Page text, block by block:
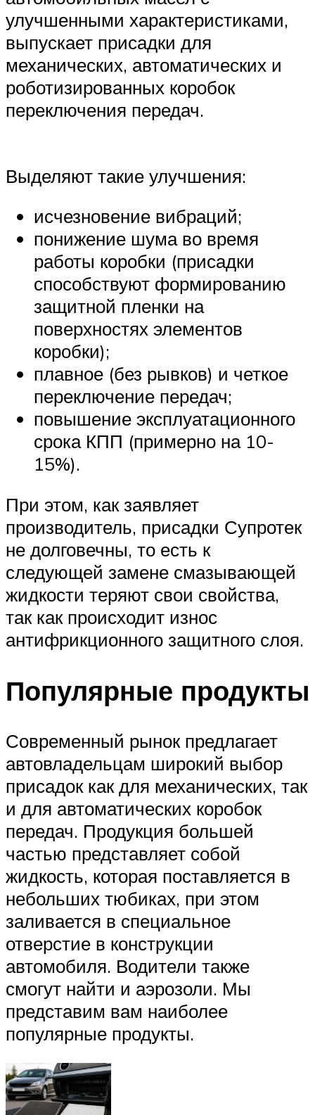
улучшенными характеристиками,
выпускает присадки для
механических, автоматических и
роботизированных коробок
переключения передач.
Выделяют такие улучшения:
исчезновение вибраций;
понижение шума во время
работы коробки (присадки
способствуют формированию
защитной пленки на
поверхностях элементов
коробки);
плавное (без рывков) и четкое
переключение передач;
повышение эксплуатационного
срока КПП (примерно на 10-
15%).
При этом, как заявляет
производитель, присадки Супротек
не долговечны, то есть к
следующей замене смазывающей
жидкости теряют свои свойства,
так как происходит износ
антифрикционного защитного слоя.
Популярные продукты
Современный рынок предлагает
автовладельцам широкий выбор
присадок как для механических, так
и для автоматических коробок
передач. Продукция большей
частью представляет собой
жидкость, которая поставляется в
небольших тюбиках, при этом
заливается в специальное
отверстие в конструкции
автомобиля. Водители также
смогут найти и аэрозоли. Мы
представим вам наиболее
популярные продукты.